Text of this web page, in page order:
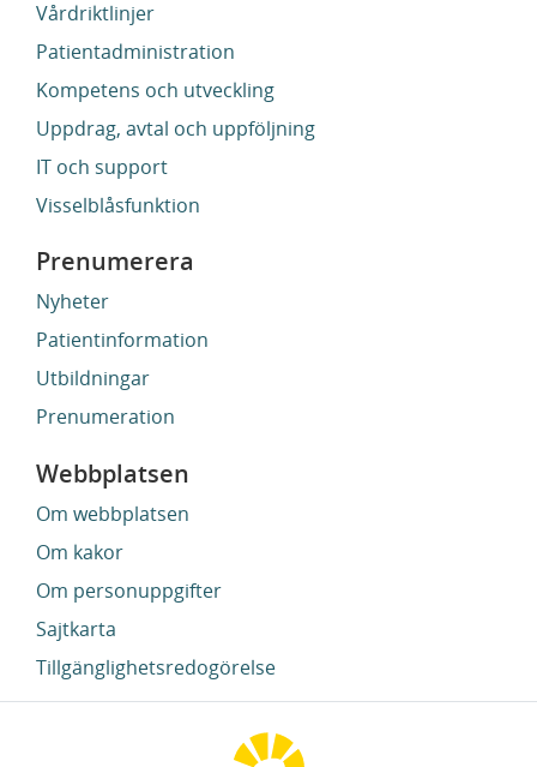
Vårdriktlinjer
Patientadministration
Kompetens och utveckling
Uppdrag, avtal och uppföljning
IT och support
Visselblåsfunktion
Prenumerera
Nyheter
Patientinformation
Utbildningar
Prenumeration
Webbplatsen
Om webbplatsen
Om kakor
Om personuppgifter
Sajtkarta
Tillgänglighetsredogörelse